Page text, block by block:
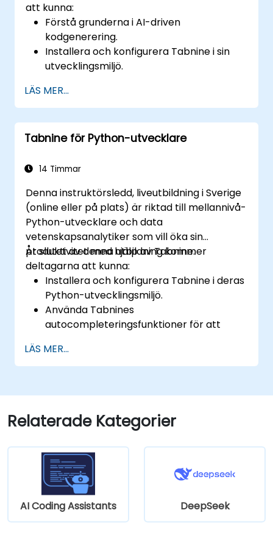
att kunna:
Förstå grunderna i AI-driven
kodgenerering.
Installera och konfigurera Tabnine i sin
utvecklingsmiljö.
kodkomplettering och felkorrigering.
Skapa och träna anpassade AI-modeller
med Tabnine för specialiserade uppgifter.
LÄS MER...
Tabnine för Python-utvecklare
14 Timmar
Denna instruktörsledd, liveutbildning i Sverige
(online eller på plats) är riktad till mellannivå-
Python-utvecklare och data
vetenskapsanalytiker som vill öka sin
produktivitet med hjälp av Tabnine.
Åt slutet av denna utbildning kommer
deltagarna att kunna:
Installera och konfigurera Tabnine i deras
Python-utvecklingsmiljö.
Använda Tabnines
autocompleteringsfunktioner för att
Tillpassa Tabnines beteende efter sina
kodningsstil och projektbehov.
specifikt med Python-kod.
LÄS MER...
Relaterade Kategorier
AI Coding Assistants DeepSeek